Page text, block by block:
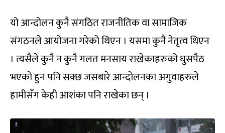
यो आन्दोलन कुनै संगठित राजनीतिक वा सामाजिक
संगठनले आयोजना गरेको थिएन । यसमा कुनै नेतृत्व थिएन
। त्यसैले कुनै न कुनै गलत मनसाय राखेकाहरुको घुसपैठ
भएको हुन पनि सक्छ जसबारे आन्दोलनका अगुवाहरुले
हामीसँग केही आशंका पनि राखेका छन् ।